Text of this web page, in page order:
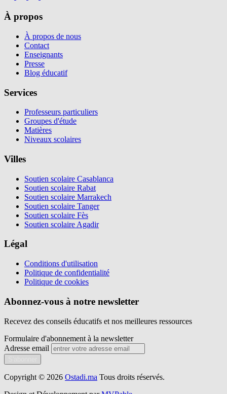
À propos
À propos de nous
Contact
Enseignants
Presse
Blog éducatif
Services
Professeurs particuliers
Groupes d'étude
Matières
Niveaux scolaires
Villes
Soutien scolaire Casablanca
Soutien scolaire Rabat
Soutien scolaire Marrakech
Soutien scolaire Tanger
Soutien scolaire Fès
Soutien scolaire Agadir
Légal
Conditions d'utilisation
Politique de confidentialité
Politique de cookies
Abonnez-vous à notre newsletter
Recevez des conseils éducatifs et nos meilleures ressources
Formulaire d'abonnement à la newsletter
Adresse email
Copyright © 2026 Ostadi.ma Tous droits réservés.